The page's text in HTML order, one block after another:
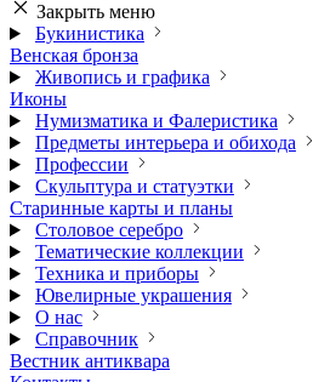
Закрыть меню
Букинистика
Венская бронза
Живопись и графика
Иконы
Нумизматика и Фалеристика
Предметы интерьера и обихода
Профессии
Скульптура и статуэтки
Старинные карты и планы
Столовое серебро
Тематические коллекции
Техника и приборы
Ювелирные украшения
О нас
Справочник
Вестник антиквара